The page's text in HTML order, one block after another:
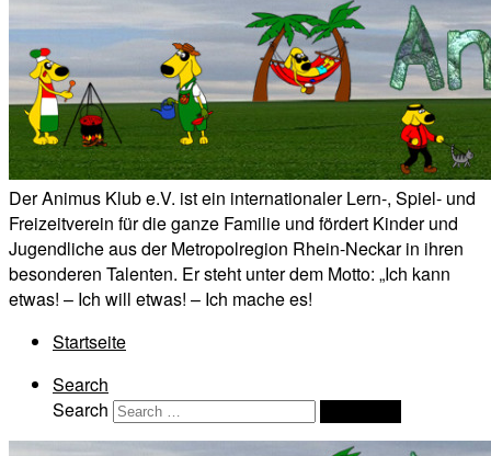
Der Animus Klub e.V. ist ein internationaler Lern-, Spiel- und
Freizeitverein für die ganze Familie und fördert Kinder und
Jugendliche aus der Metropolregion Rhein-Neckar in ihren
besonderen Talenten. Er steht unter dem Motto: „Ich kann
etwas! – Ich will etwas! – Ich mache es!
Startseite
Search
Search